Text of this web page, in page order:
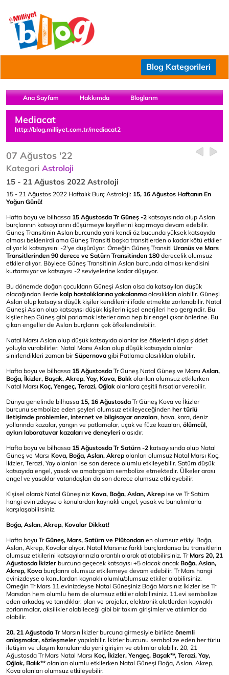
Blog Kategorileri
Ana Sayfam Hakkımda Bloglarım
Mediacat
http://blog.milliyet.com.tr/mediacat2
07 Ağustos '22
Kategori Astroloji
15 - 21 Ağustos 2022 Astroloji
15 - 21 Ağustos 2022 Haftalık Burç Astroloji: 15, 16 Ağustos Haftanın En
Yoğun Günü!
Hafta boyu ve bilhassa 15 Ağustosda Tr Güneş -2 katsayısında olup Aslan
burçlarının katsayılarını düşürmeye keyiflerini kaçırmaya devam edebilir.
Güneş Transitinin Aslan burcunda yani kendi öz bucunda yüksek katsayıda
olması beklenirdi ama Güneş Transiti başka transitlerden o kadar kötü etkiler
alıyor ki katsayısını -2'ye düşürüyor. Örneğin Güneş Transiti Uranüs ve Mars
Transitlerinden 90 derece ve Satürn Transitinden 180 derecelik olumsuz
etkiler alıyor. Böylece Güneş Transitinin Aslan burcunda olması kendisini
kurtarmıyor ve katsayısı -2 seviyelerine kadar düşüyor.
Bu dönemde doğan çocukların Güneşi Aslan olsa da katsayıları düşük
olacağından ilerde kalp hastalıklarına yakalanma olasılıkları olabilir. Güneşi
Aslan olup katsayısı düşük kişiler kendilerini ifade etmekte zorlanabilir. Natal
Güneşi Aslan olup katsayısı düşük kişilerin içsel enerjileri hep gergindir. Bu
kişiler hep Güneş gibi parlamak isterler ama hep bir engel çıkar önlerine. Bu
çıkan engeller de Aslan burçlarını çok öfkelendirebilir.
Natal Marsı Aslan olup düşük katsayıda olanlar ise öfkelerini dışa şiddet
yoluyla vurabilirler. Natal Marsı Aslan olup düşük katsayıda olanlar
sinirlendikleri zaman birSüpernova gibi Patlama olasılıkları olabilir.
Hafta boyu ve bilhassa 15 Ağustosda Tr Güneş Natal Güneş ve Marsı Aslan,
Boğa, İkizler, Başak, Akrep, Yay, Kova, Balık olanları olumsuz etkilerken
Natal Marsı Koç, Yengeç, Terazi, Oğlak olanlara çeşitli fırsatlar verebilir.
Dünya genelinde bilhassa 15, 16 Ağustosda Tr Güneş Kova ve İkizler
burcunu sembolize eden şeyleri olumsuz etkileyeceğinden her türlü
iletişimde problemler, internet ve bilgisayar arızaları, hava, kara, deniz
yollarında kazalar, yangın ve patlamalar, uçak ve füze kazaları, ölümcül,
aykırı laboratuvar kazaları ve deneyleri olasıdır.
Hafta boyu ve bilhassa 15 Ağustosda Tr Satürn -2 katsayısında olup Natal
Güneş ve Marsı Kova, Boğa, Aslan, Akrep olanları olumsuz Natal Marsı Koç,
İkizler, Terazi, Yay olanları ise son derece olumlu etkileyebilir. Satürn düşük
katsayıda engel, yasak ve amabrgoları sembolize etmektedir. Ülkeler arası
engel ve yasaklar vatandaşları da son derece olumsuz etkileyebilir.
Kişisel olarak Natal Güneşiniz Kova, Boğa, Aslan, Akrep ise ve Tr Satürn
hangi evinizdeyse o konulardan kaynaklı engel, yasak ve bunalımlarla
karşılaşabilirsiniz.
Boğa, Aslan, Akrep, Kovalar Dikkat!
Hafta boyu TrGüneş, Mars, Satürn ve Plütondan en olumsuz etkiyi Boğa,
Aslan, Akrep, Kovalar alıyor. Natal Marsınız farklı burçlardansa bu transitlerin
olumsuz etkilerini katsayılarınızla orantılı olarak atlatabilirsiniz. TrMars 20, 21
Ağustosda İkizler burcuna geçecek katsayısı +5 olacak ancak Boğa, Aslan,
Akrep, Kova burçlarını olumsuz etkilemeye devam edebilir. Tr Mars hangi
evinizdeyse o konulardan kaynaklı olumlu/olumsuz etkiler alabilirsiniz.
Örneğin Tr Mars 11.evinizdeyse Natal Güneşiniz Boğa Marsınız İkizler ise Tr
Marsdan hem olumlu hem de olumsuz etkiler alabilirsiniz. 11.evi sembolize
eden arkadaş ve tanıdıklar, plan ve projeler, elektronik aletlerden kaynaklı
zorlanmalar, aksilikler olabileceği gibi bir takım girişimler ve atılımlar da
olabilir.
20, 21 Ağustoda Tr Marsın İkizler burcuna girmesiyle birlikte önemli
anlaşmalar, sözleşmeler yapılabilir. İkizler burcunu sembolize eden her türlü
iletişim ve ulaşım konularında yeni girişim ve atılımlar olabilir. 20, 21
Ağustosda Tr Mars Natal Marsı Koç, İkizler, Yengeç, Başak**, Terazi, Yay,
Oğlak, Balık** olanları olumlu etkilerken Natal Güneşi Boğa, Aslan, Akrep,
Kova olanları olumsuz etkileyebilir.